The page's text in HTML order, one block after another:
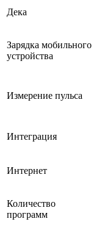
Дека
Зарядка мобильного
устройства
Измерение пульса
Интеграция
Интернет
Количество
программ